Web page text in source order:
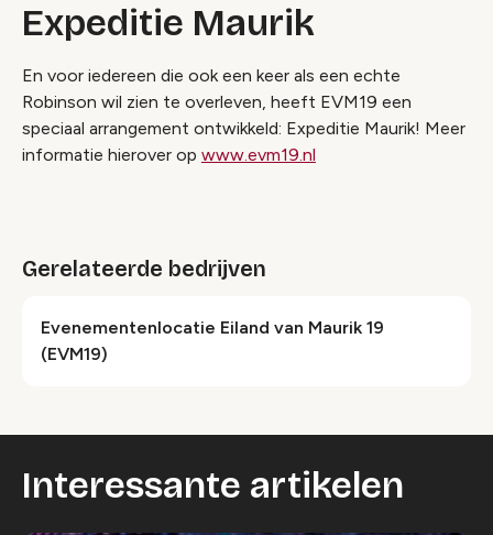
Expeditie Maurik
En voor iedereen die ook een keer als een echte
Robinson wil zien te overleven, heeft EVM19 een
speciaal arrangement ontwikkeld: Expeditie Maurik! Meer
informatie hierover op www.evm19.nl
Gerelateerde bedrijven
Evenementenlocatie Eiland van Maurik 19
(EVM19)
Interessante artikelen